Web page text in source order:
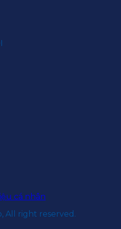
cá nhân
All right reserved.